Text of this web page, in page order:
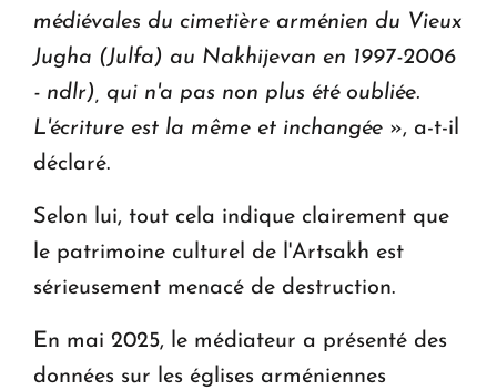
médiévales du cimetière arménien du Vieux
Jugha (Julfa) au Nakhijevan en 1997-2006
- ndlr), qui n'a pas non plus été oubliée.
L'écriture est la même et inchangée », a-t-il
déclaré.
Selon lui, tout cela indique clairement que
le patrimoine culturel de l'Artsakh est
sérieusement menacé de destruction.
En mai 2025, le médiateur a présenté des
données sur les églises arméniennes